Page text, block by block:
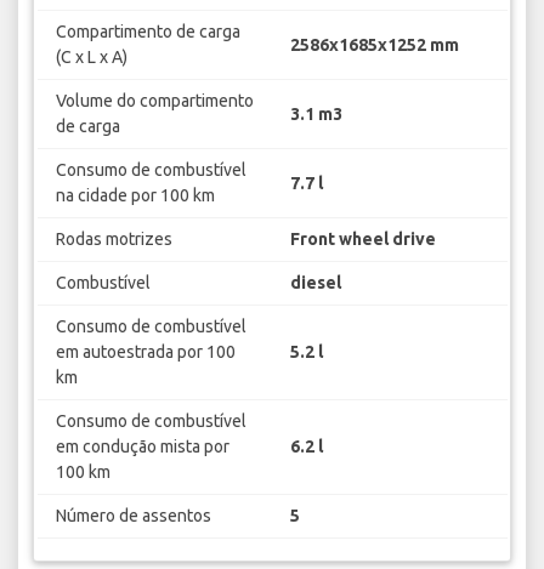
Compartimento de carga
(C x L x A)
2586x1685x1252 mm
Volume do compartimento
de carga
3.1 m3
Consumo de combustível
na cidade por 100 km
7.7 l
Rodas motrizes Front wheel drive
Combustível diesel
Consumo de combustível
em autoestrada por 100
km
5.2 l
Consumo de combustível
em condução mista por
100 km
6.2 l
Número de assentos 5